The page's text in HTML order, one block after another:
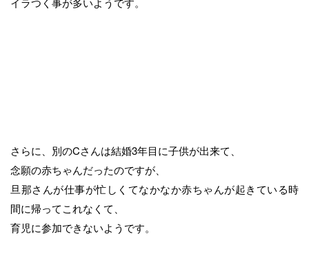
さらに、別のCさんは結婚3年目に子供が出来て、
念願の赤ちゃんだったのですが、
旦那さんが仕事が忙しくてなかなか赤ちゃんが起きている時
間に帰ってこれなくて、
育児に参加できないようです。